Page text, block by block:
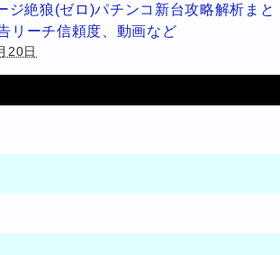
ジ絶狼(ゼロ)パチンコ新台攻略解析まと
リーチ信頼度、動画など
20日